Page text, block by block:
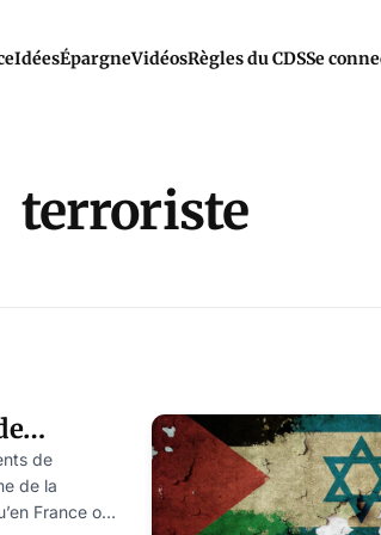
IdéesÉpargneVidéosRègles du CDSSe
terroriste
de
de la
France ou